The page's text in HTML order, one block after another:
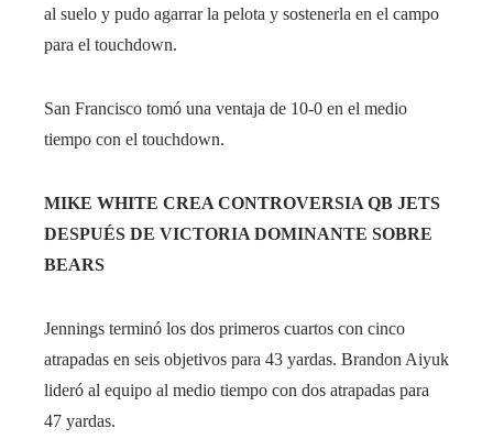
al suelo y pudo agarrar la pelota y sostenerla en el campo
para el touchdown.
San Francisco tomó una ventaja de 10-0 en el medio
tiempo con el touchdown.
MIKE WHITE CREA CONTROVERSIA QB JETS
DESPUÉS DE VICTORIA DOMINANTE SOBRE
BEARS
Jennings terminó los dos primeros cuartos con cinco
atrapadas en seis objetivos para 43 yardas. Brandon Aiyuk
lideró al equipo al medio tiempo con dos atrapadas para
47 yardas.